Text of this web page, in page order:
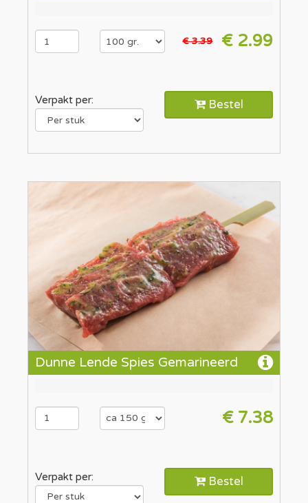
€ 3.39 € 2.99
Verpakt per: Bestel
Dunne Lende Spies Gemarineerd
€ 7.38
Verpakt per: Bestel